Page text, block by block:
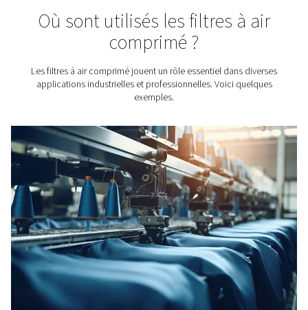
étanchéité
Facile d'utilisation avec mise en place l'élément
simple pression
Les filtres Pneumatech sont entièrement
conformes aux dernières normes ISO8573 et
Les filtres Pneumatech sont validés de